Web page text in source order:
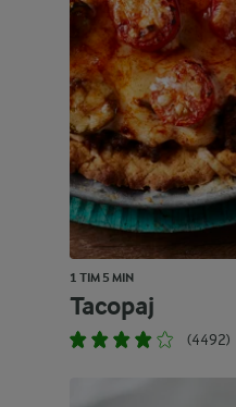
1 TIM 5 MIN
Tacopaj
(4492)